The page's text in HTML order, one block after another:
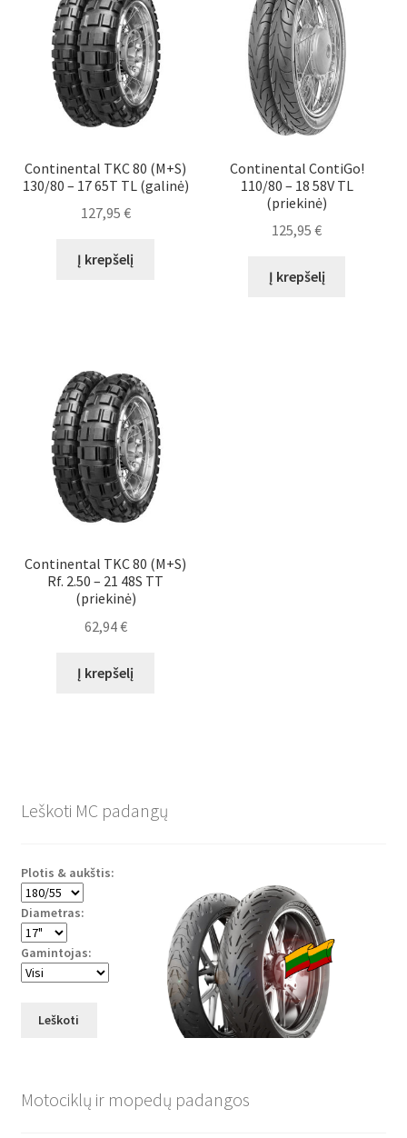
Continental TKC 80 (M+S)
130/80 – 17 65T TL (galinė)
127,95 €
Į krepšelį
Continental ContiGo!
110/80 – 18 58V TL
(priekinė)
125,95€
Į krepšelį
Continental TKC 80 (M+S)
Rf. 2.50 – 21 48S TT
(priekinė)
62,94€
Į krepšelį
Leškoti MC padangų
Plotis & aukštis:
Diametras:
Gamintojas:
Leškoti
Motociklų ir mopedų padangos